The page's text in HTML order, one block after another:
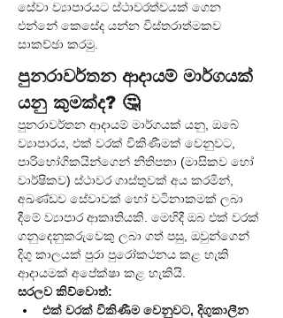
සේවා ව්‍යාපාරයට ස්ථාවරත්වයක් ගෙන
එන්නේ කෙසේද යන්න විස්තරාත්මකව
සාකච්ඡා කරමු.
පුනරාවර්තන ආදායම් මාර්ගයක්
යනු කුමක්ද? 🤔
පුනරාවර්තන ආදායම් මාර්ගයක් යනු, ඔබේ
ව්‍යාපාරය, එක් වරක් විකිණීමක් වෙනුවට,
පාරිභෝගිකයින්ගෙන් නිතිපතා (මාසිකව හෝ
වාර්ෂිකව) ස්ථාවර ගාස්තුවක් අය කරමින්,
අඛණ්ඩව සේවාවක් හෝ වටිනාකමක් ලබා
දීමේ ව්‍යාපාර ආකෘතියකි. මෙහිදී ඔබ එක් වරක්
ගනුදෙනුකරුවෙකු ලබා ගත් පසු, ඔවුන්ගෙන්
දිගු කාලයක් පුරා පුරෝකථනය කළ හැකි
ආදායමක් අපේක්ෂා කළ හැකියි.
සරලව කිව්වොත්:
එක් වරක් විකිණීම වෙනුවට, දිගුකාලීන